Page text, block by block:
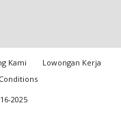
Kami
Lowongan Kerja
2025